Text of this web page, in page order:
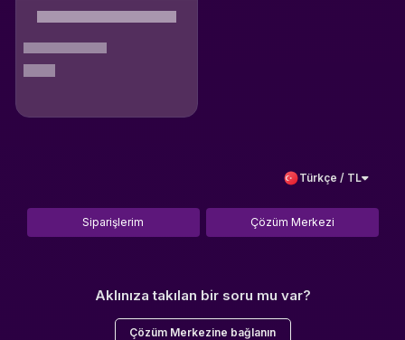
Türkçe / TL
Siparişlerim Çözüm Merkezi
Aklınıza takılan bir soru mu var?
Çözüm Merkezine bağlanın